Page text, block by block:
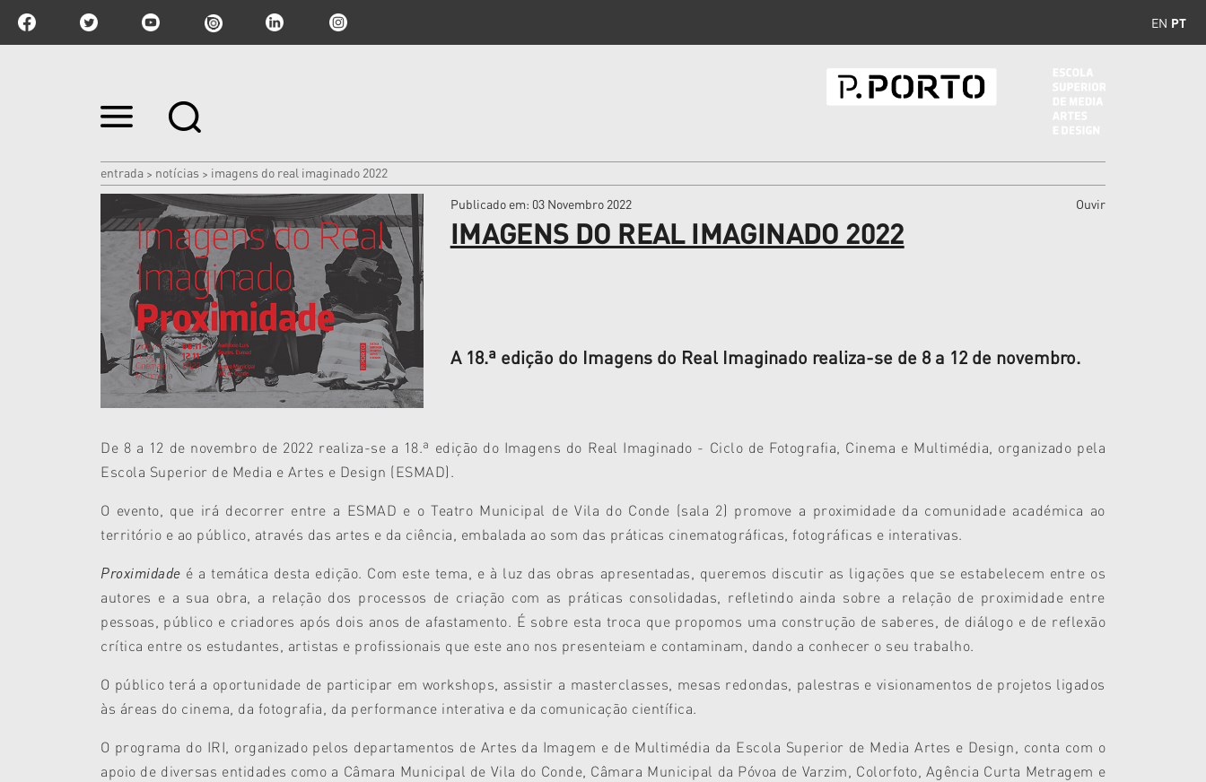
EN PT
Ir
para
|
Ir
para
navegação
entrada > notícias > imagens do real imaginado 2022
Publicado em: 03 Novembro 2022 Ouvir
IMAGENS DO REAL IMAGINADO 2022
A 18.ª edição do Imagens do Real Imaginado realiza-se de 8 a 12 de novembro.
De 8 a 12 de novembro de 2022 realiza-se a 18.ª edição do Imagens do Real Imaginado - Ciclo de Fotografia, Cinema e Multimédia, organizado pela
Escola Superior de Media e Artes e Design (ESMAD).
O evento, que irá decorrer entre a ESMAD e o Teatro Municipal de Vila do Conde (sala 2) promove a proximidade da comunidade académica ao
território e ao público, através das artes e da ciência, embalada ao som das práticas cinematográficas, fotográficas e interativas.
Proximidade é a temática desta edição. Com este tema, e à luz das obras apresentadas, queremos discutir as ligações que se estabelecem entre os
autores e a sua obra, a relação dos processos de criação com as práticas consolidadas, refletindo ainda sobre a relação de proximidade entre
pessoas, público e criadores após dois anos de afastamento. É sobre esta troca que propomos uma construção de saberes, de diálogo e de reflexão
crítica entre os estudantes, artistas e profissionais que este ano nos presenteiam e contaminam, dando a conhecer o seu trabalho.
O público terá a oportunidade de participar em workshops, assistir a masterclasses, mesas redondas, palestras e visionamentos de projetos ligados
às áreas do cinema, da fotografia, da performance interativa e da comunicação científica.
O programa do IRI, organizado pelos departamentos de Artes da Imagem e de Multimédia da Escola Superior de Media Artes e Design, conta com o
apoio de diversas entidades como a Câmara Municipal de Vila do Conde, Câmara Municipal da Póvoa de Varzim, Colorfoto, Agência Curta Metragem e